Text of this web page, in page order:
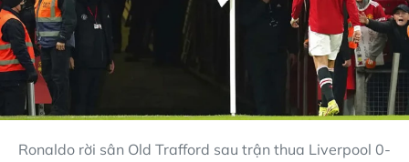
Ronaldo rời sân Old Trafford sau trận thua Liverpool 0-